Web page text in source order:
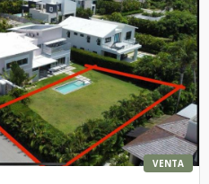
VENTA